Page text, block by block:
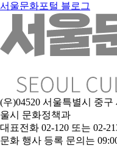
서울문화포털 블로그
(우)04520 서울특별시 중
울시 문화정책과
대표전화 02-120 또는 02-
문화 행사 등록 문의는